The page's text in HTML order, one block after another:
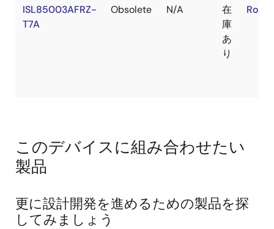
ISL85003AFRZ-
T7A
Obsolete N/A
在
庫
あ
り
このデバイスに組み合わせたい
製品
更に設計開発を進めるための製品を探
してみましょう